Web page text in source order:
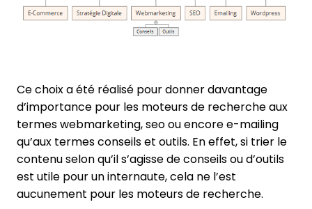
Ce choix a été réalisé pour donner davantage
d’importance pour les moteurs de recherche aux
termes webmarketing, seo ou encore e-mailing
qu’aux termes conseils et outils. En effet, si trier le
contenu selon qu’il s’agisse de conseils ou d’outils
est utile pour un internaute, cela ne l’est
aucunement pour les moteurs de recherche.